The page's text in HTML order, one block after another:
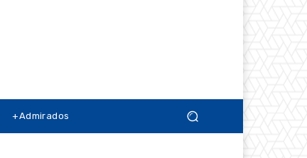
+Admirados